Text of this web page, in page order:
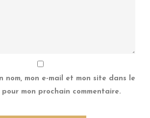
nom, mon e-mail et mon site dans le
mon prochain commentaire.